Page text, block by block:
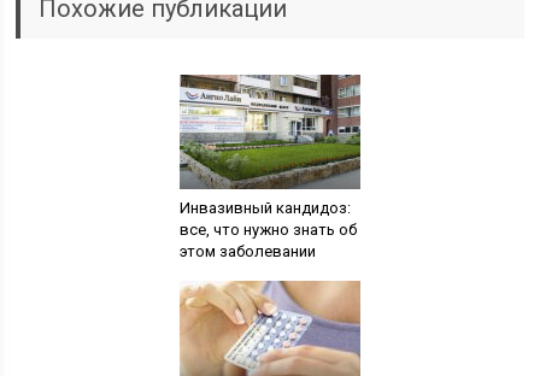
Похожие публикации
Инвазивный кандидоз:
все, что нужно знать об
этом заболевании